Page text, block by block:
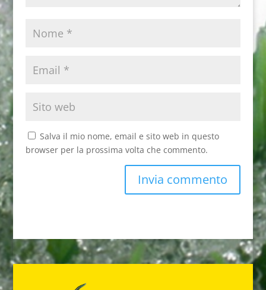
Salva il mio nome, email e sito web in questo
browser per la prossima volta che commento.